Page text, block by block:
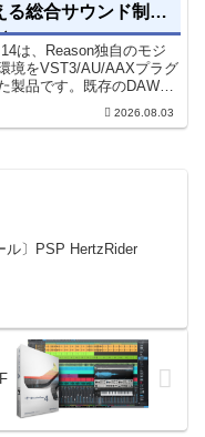
る総合サウンド制作
は、Reason独自のモジ
境をVST3/AU/AAXプラグ
製品です。既存のDAWを
なく、68種類のシンセや
配線をそのままトラック
2026.08.03
ル〕PSP HertzRider